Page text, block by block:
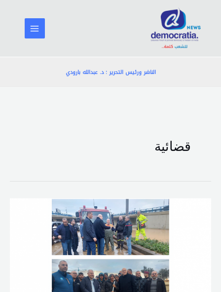
المحتوى
الناشر ورئيس التحرير : د. عبدالله بارودي
قضائية